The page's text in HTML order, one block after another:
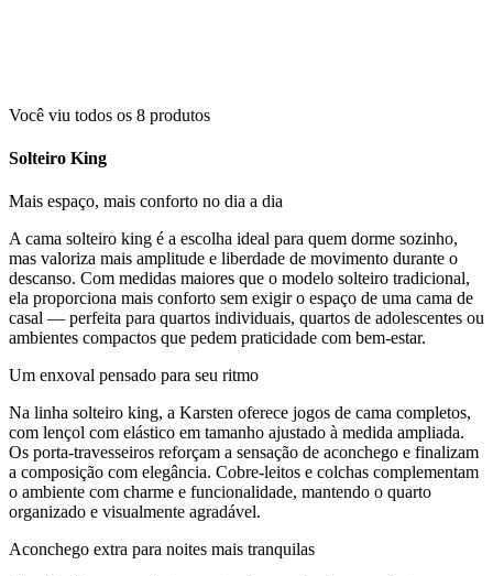
Você viu todos os 8 produtos
Solteiro King
Mais espaço, mais conforto no dia a dia
A cama solteiro king é a escolha ideal para quem dorme sozinho,
mas valoriza mais amplitude e liberdade de movimento durante o
descanso. Com medidas maiores que o modelo solteiro tradicional,
ela proporciona mais conforto sem exigir o espaço de uma cama de
casal — perfeita para quartos individuais, quartos de adolescentes ou
ambientes compactos que pedem praticidade com bem-estar.
Um enxoval pensado para seu ritmo
Na linha solteiro king, a Karsten oferece jogos de cama completos,
com lençol com elástico em tamanho ajustado à medida ampliada.
Os porta-travesseiros reforçam a sensação de aconchego e finalizam
a composição com elegância. Cobre-leitos e colchas complementam
o ambiente com charme e funcionalidade, mantendo o quarto
organizado e visualmente agradável.
Aconchego extra para noites mais tranquilas